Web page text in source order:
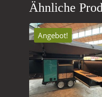
Ähnliche
Angebot!